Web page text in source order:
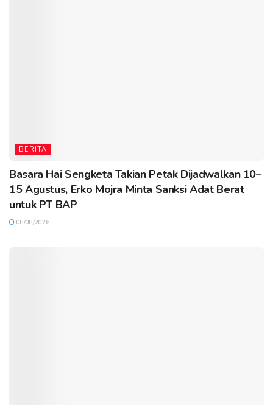
BERITA
Basara Hai Sengketa Takian Petak Dijadwalkan 10–
15 Agustus, Erko Mojra Minta Sanksi Adat Berat
untuk PT BAP
08/08/2026